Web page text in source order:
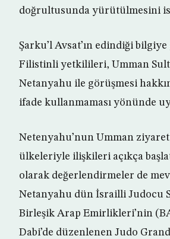
doğrultusunda yürütülmesini
Şarku’l Avsat’ın edindiği
Filistinli yetkilileri, Umman
Netanyahu ile görüşmesi
ifade kullanmaması yönünde
Netenyahu’nun Umman
ülkeleriyle ilişkileri açıkça
olarak değerlendirmeler de
Netanyahu dün İsrailli Judocu
Birleşik Arap Emirlikleri’nin
Dabi’de düzenlenen Judo